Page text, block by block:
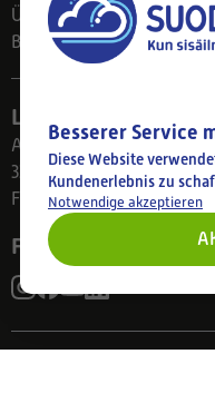
Über uns
Blog
Ladengeschäft
Ahlmanintie 61
33800 Tampere
Finnland
Folgen Sie uns
Besserer Service
Diese Website
Kundenerlebnis zu
Notwendige akzeptieren